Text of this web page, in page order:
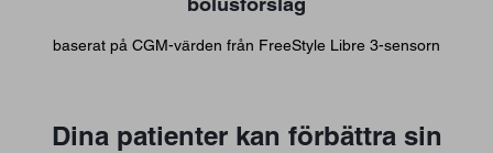
baserat på CGM-värden från FreeStyle Libre 3-sensorn
Dina patienter kan förbättra sin